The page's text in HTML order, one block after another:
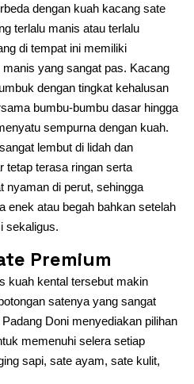
dengan kuah kacang sate
terlalu manis atau terlalu
di tempat ini memiliki
yang sangat pas. Kacang
dengan tingkat kehalusan
bumbu-bumbu dasar hingga
sempurna dengan kuah.
lembut di lidah dan
tetap terasa ringan serta
nyaman di perut, sehingga
enek atau begah bahkan setelah
sekaligus.
Premium
kuah kental tersebut makin
satenya yang sangat
Doni menyediakan pilihan
memenuhi selera setiap
sapi, sate ayam, sate kulit,